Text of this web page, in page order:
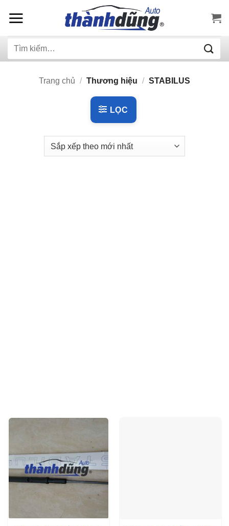
qua
dung
Tìm
Trang chủ / Thương hiệu / STABILUS
LỌC